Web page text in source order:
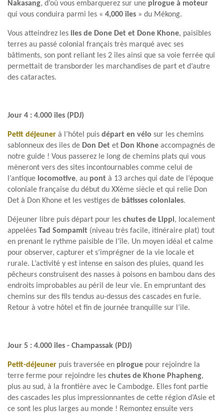
Nakasang, d’où vous embarquerez sur une pirogue à moteur
qui vous conduira parmi les « 4,000 îles » du Mékong.
Vous atteindrez les iles de Done Det et Done Khone, paisibles
terres au passé colonial français très marqué avec ses
bâtiments, son pont reliant les 2 îles ainsi que sa voie ferrée qui
permettait de transborder les marchandises de part et d’autre
des cataractes.
Jour 4 : 4.000 îles (PDJ)
Petit déjeuner à l’hôtel puis départ en vélo sur les chemins
sablonneux des iles de Don Det et Don Khone accompagnés de
notre guide ! Vous passerez le long de chemins plats qui vous
mèneront vers des sites incontournables comme celui de
l’antique locomotive, au pont à 13 arches qui date de l’époque
coloniale française du début du XXème siècle et qui relie Don
Det à Don Khone et les vestiges de bâtisses coloniales.
Déjeuner libre puis départ pour les chutes de Lippi, localement
appelées Tad Sompamit (niveau très facile, itinéraire plat) tout
en prenant le rythme paisible de l’île. Un moyen idéal et calme
pour observer, capturer et s’imprégner de la vie locale et
rurale. L’activité y est intense en saison des pluies, quand les
pêcheurs construisent des nasses à poisons en bambou dans des
endroits improbables au péril de leur vie. En empruntant des
chemins sur des fils tendus au-dessus des cascades en furie.
Retour à votre hôtel et fin de journée tranquille sur l’ile.
Jour 5 : 4.000 îles - Champassak (PDJ)
Petit-déjeuner puis traversée en pirogue pour rejoindre la
terre ferme pour rejoindre les chutes de Khone Phapheng,
plus au sud, à la frontière avec le Cambodge. Elles font partie
des cascades les plus impressionnantes de cette région d’Asie et
ce sont les plus larges au monde ! Remontez ensuite vers